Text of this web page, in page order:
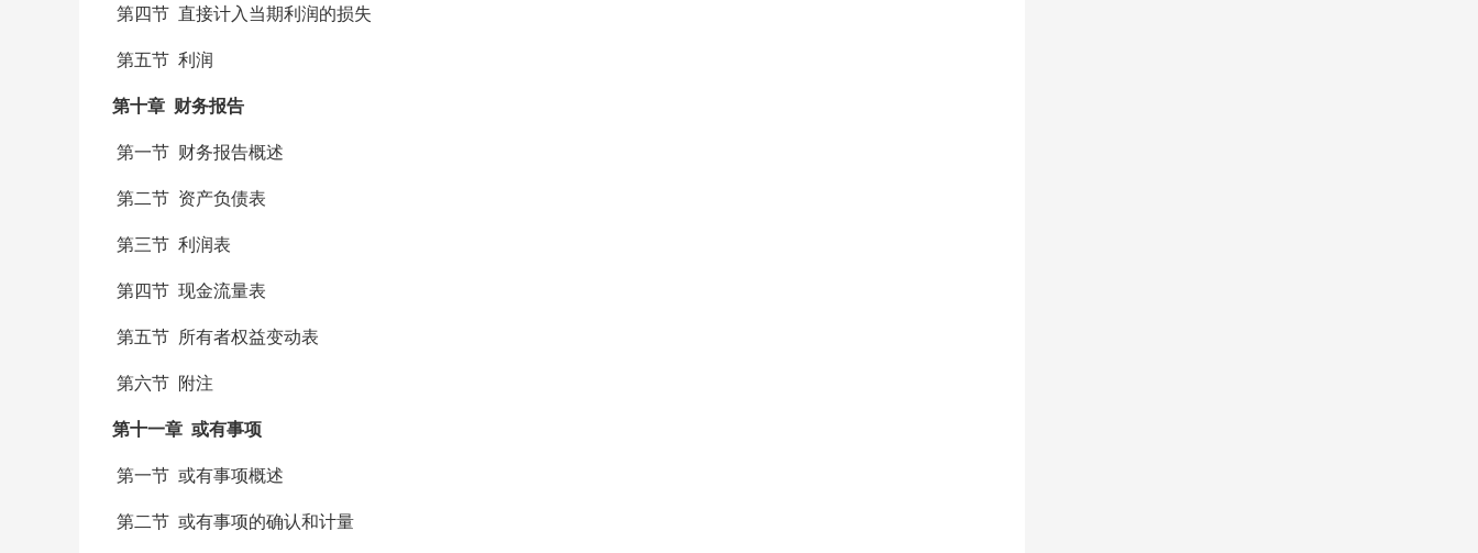
第四节 直接计入当期利润的损失
第五节 利润
第十章 财务报告
第一节 财务报告概述
第二节 资产负债表
第三节 利润表
第四节 现金流量表
第五节 所有者权益变动表
第六节 附注
第十一章 或有事项
第一节 或有事项概述
第二节 或有事项的确认和计量